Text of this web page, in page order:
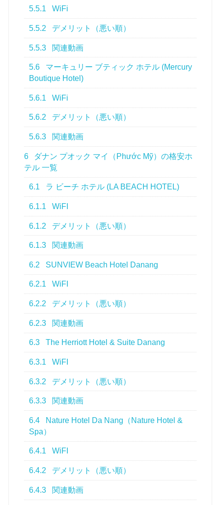
5.5.1 WiFi
5.5.2 デメリット（悪い順）
5.5.3 関連動画
5.6
マーキュリー ブティック ホテル (Mercury
Boutique Hotel)
5.6.1 WiFi
5.6.2 デメリット（悪い順）
5.6.3 関連動画
6
ダナン プオック マイ（Phước Mỹ）の格安ホ
テル 一覧
6.1 ラ ビーチ ホテル (LA BEACH HOTEL)
6.1.1 WiFI
6.1.2 デメリット（悪い順）
6.1.3 関連動画
6.2 SUNVIEW Beach Hotel Danang
6.2.1 WiFI
6.2.2 デメリット（悪い順）
6.2.3 関連動画
6.3 The Herriott Hotel & Suite Danang
6.3.1 WiFI
6.3.2 デメリット（悪い順）
6.3.3 関連動画
6.4
Nature Hotel Da Nang（Nature Hotel &
Spa）
6.4.1 WiFI
6.4.2 デメリット（悪い順）
6.4.3 関連動画